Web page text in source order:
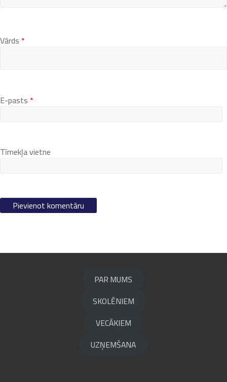
Vārds *
E-pasts *
Tīmekļa vietne
PAR MUMS
SKOLĒNIEM
VECĀKIEM
UZŅEMŠANA